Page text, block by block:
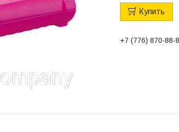
Купить
+7 (776) 870-88-